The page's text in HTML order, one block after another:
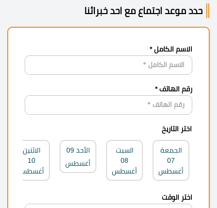
حدد موعد اجتماع مع احد خبرائنا
الاسم الكامل *
رقم الهاتف *
اختر التاريخ
الجمعة
07
أغسطس
السبت
08
أغسطس
الأحد 09
أغسطس
الاثنين
10
أغسطس
اختر الوقت